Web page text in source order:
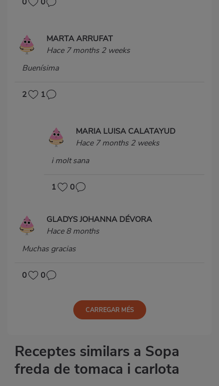
MARTA ARRUFAT
Hace 7 months 2 weeks
Buenísima
2 1
MARIA LUISA CALATAYUD
Hace 7 months 2 weeks
i molt sana
1 0
GLADYS JOHANNA DÉVORA
Hace 8 months
Muchas gracias
0 0
CARREGAR MÉS
Receptes similars a Sopa
freda de tomaca i carlota